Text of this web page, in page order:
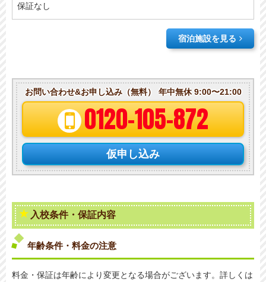
保証なし
宿泊施設を見る
お問い合わせ&お申し込み（無料） 年中無休 9:00〜21:00
0120-105-872
仮申し込み
入校条件・保証内容
年齢条件・料金の注意
料金・保証は年齢により変更となる場合がございます。詳しくは